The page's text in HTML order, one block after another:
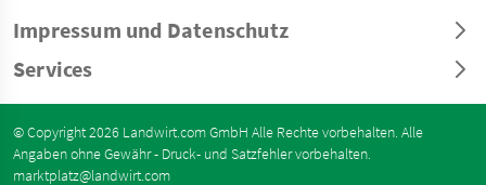
Impressum und Datenschutz
Services
© Copyright 2026 Landwirt.com GmbH Alle Rechte vorbehalten. Alle
Angaben ohne Gewähr - Druck- und Satzfehler vorbehalten.
marktplatz@landwirt.com